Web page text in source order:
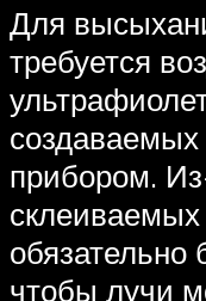
Для
требуется
прибором.
обязательно
чтобы лучи